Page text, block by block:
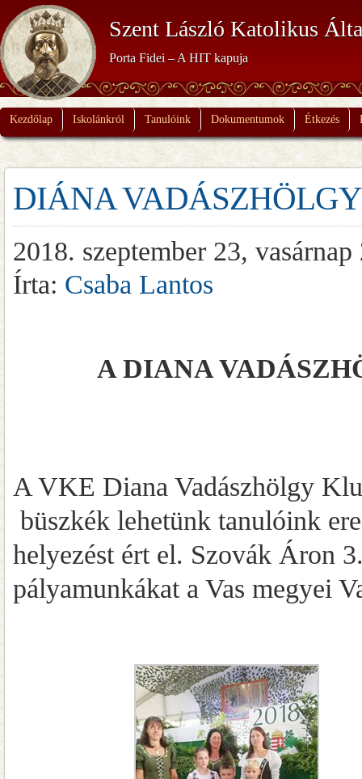
Szent László Katolikus
Porta Fidei – A HIT kapuja
Kezdőlap Iskolánkról Tanulóink Dokumentumok Étkezés
DIÁNA
2018. szeptember 23, vasárnap
Írta: Csaba Lantos
A DIANA
A VKE Diana Vadászhölgy
büszkék lehetünk tanulóink
helyezést ért el. Szovák Áron
pályamunkákat a Vas megyei